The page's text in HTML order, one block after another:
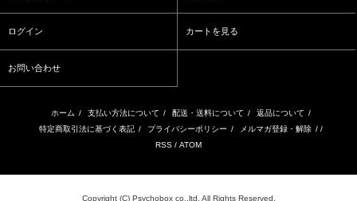
ログイン カートを見る
お問い合わせ
ホーム / 支払い方法について / 配送・送料について / 返品について /
特定商取引法に基づく表記 / プライバシーポリシー / メルマガ登録・解除 / /
RSS / ATOM
Copyright (C) Psychobox co.,ltd. All Rights Reserved.